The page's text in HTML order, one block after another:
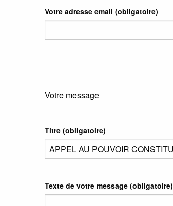
Votre adresse email (obligatoire)
Votre message
Titre (obligatoire)
Texte de votre message (obligatoire)